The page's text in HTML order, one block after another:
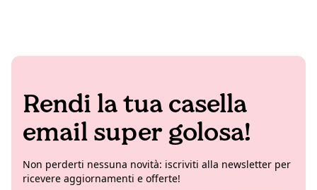
Rendi la tua casella
email super golosa!
Non perderti nessuna novità: iscriviti alla newsletter per
ricevere aggiornamenti e offerte!